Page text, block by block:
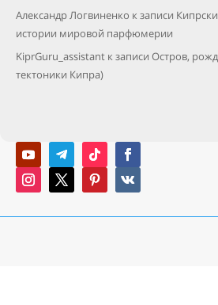
Александр Логвиненко к записи
истории мировой парфюмерии
KiprGuru_assistant к записи Остров,
тектоники Кипра)